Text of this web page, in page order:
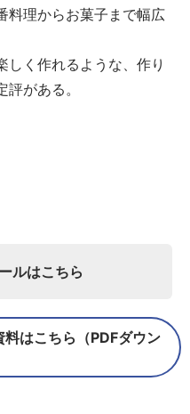
料理からお菓子まで幅広
しく作れるような、作り
がある。
ルはこちら
はこちら（PDFダウン